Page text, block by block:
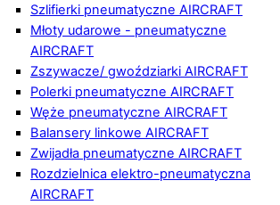
Szlifierki pneumatyczne AIRCRAFT
Młoty udarowe - pneumatyczne
AIRCRAFT
Zszywacze/ gwoździarki AIRCRAFT
Polerki pneumatyczne AIRCRAFT
Węże pneumatyczne AIRCRAFT
Balansery linkowe AIRCRAFT
Zwijadła pneumatyczne AIRCRAFT
Rozdzielnica elektro-pneumatyczna
AIRCRAFT